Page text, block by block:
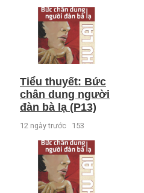
Tiểu thuyết: Bức
chân dung người
đàn bà lạ (P13)
12 ngày trước 153